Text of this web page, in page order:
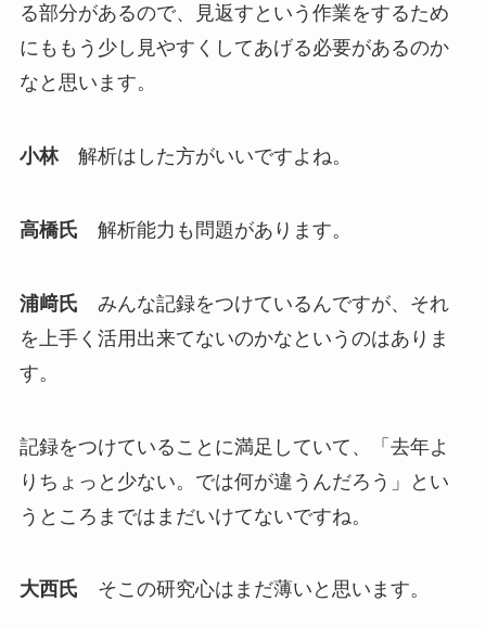
る部分があるので、見返すという作業をするため
にももう少し見やすくしてあげる必要があるのか
なと思います。
小林解析はした方がいいですよね。
高橋氏 解析能力も問題があります。
浦﨑氏 みんな記録をつけているんですが、それ
を上手く活用出来てないのかなというのはありま
す。
記録をつけていることに満足していて、「去年よ
りちょっと少ない。では何が違うんだろう」とい
うところまではまだいけてないですね。
大西氏 そこの研究心はまだ薄いと思います。